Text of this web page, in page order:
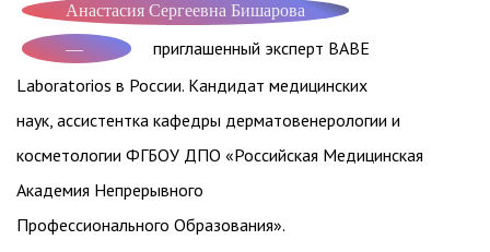
Анастасия Сергеевна Бишарова
— приглашенный эксперт BABE
Laboratorios в России. Кандидат медицинских
наук, ассистентка кафедры дерматовенерологии и
косметологии ФГБОУ ДПО «Российская Медицинская
Академия Непрерывного
Профессионального Образования».